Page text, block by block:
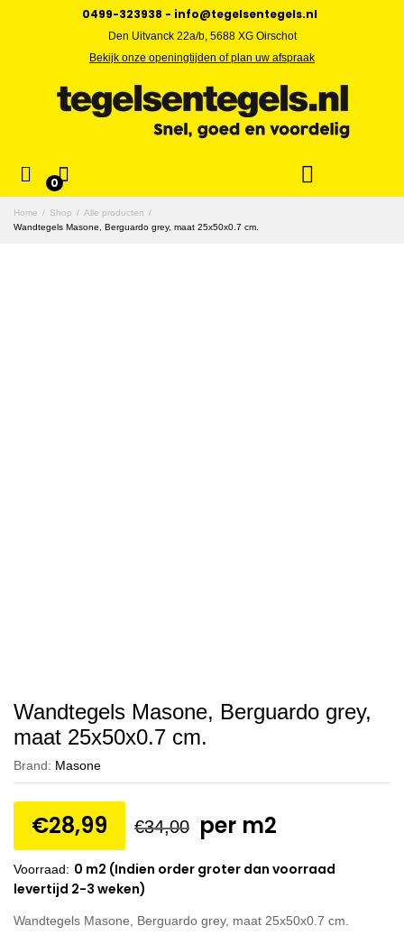
0499-323938 - info@tegelsentegels.nl
Den Uitvanck 22a/b, 5688 XG Oirschot
Bekijk onze openingtijden of plan uw afspraak
0
Home / Shop / Alle producten /
Wandtegels Masone, Berguardo grey, maat 25x50x0.7 cm.
Wandtegels Masone, Berguardo grey,
maat 25x50x0.7 cm.
Brand: Masone
€28,99 €34,00 per m2
Voorraad: 0 m2 (Indien order groter dan voorraad
levertijd 2-3 weken)
Wandtegels Masone, Berguardo grey, maat 25x50x0.7 cm.